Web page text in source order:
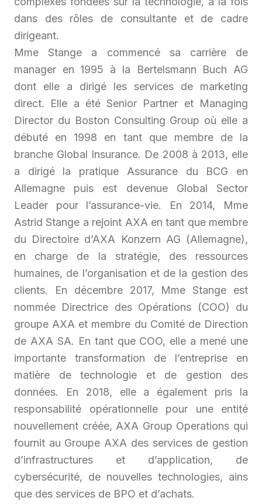
dans des rôles de consultante et de cadre
dirigeant.
Mme Stange a commencé sa carrière de
manager en 1995 à la Bertelsmann Buch AG
dont elle a dirigé les services de marketing
direct. Elle a été Senior Partner et Managing
Director du Boston Consulting Group où elle a
débuté en 1998 en tant que membre de la
branche Global Insurance. De 2008 à 2013, elle
a dirigé la pratique Assurance du BCG en
Allemagne puis est devenue Global Sector
Leader pour l’assurance-vie. En 2014, Mme
Astrid Stange a rejoint AXA en tant que membre
du Directoire d’AXA Konzern AG (Allemagne),
en charge de la stratégie, des ressources
humaines, de l’organisation et de la gestion des
clients. En décembre 2017, Mme Stange est
nommée Directrice des Opérations (COO) du
groupe AXA et membre du Comité de Direction
de AXA SA. En tant que COO, elle a mené une
importante transformation de l’entreprise en
matière de technologie et de gestion des
données. En 2018, elle a également pris la
responsabilité opérationnelle pour une entité
nouvellement créée, AXA Group Operations qui
fournit au Groupe AXA des services de gestion
d’infrastructures et d’application, de
cybersécurité, de nouvelles technologies, ains
que des services de BPO et d’achats.